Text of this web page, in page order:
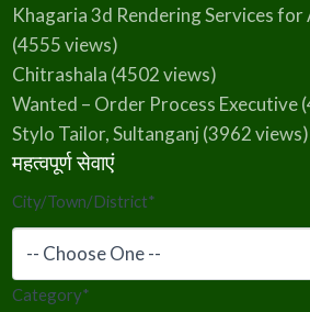
Khagaria 3d Rendering Services
(4555 views)
Chitrashala (4502 views)
Wanted – Order Process Executive
Stylo Tailor, Sultanganj (3962 views)
महत्वपूर्ण सेवाएं
City/Town/District*
Category*